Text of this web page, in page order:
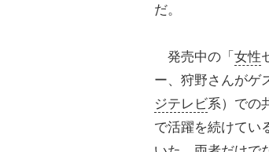
だ。
発売中の「 女性
ー、狩野さんがゲ
ジテレビ系）での
で活躍を続けてい